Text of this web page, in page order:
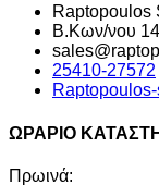
Raptopoulos
Β.Κων/νου
25410-27572
ΩΡΑΡΙΟ
Πρωινά: